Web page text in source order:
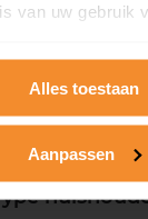
van uw gebruik
Alles toestaan
Aanpassen